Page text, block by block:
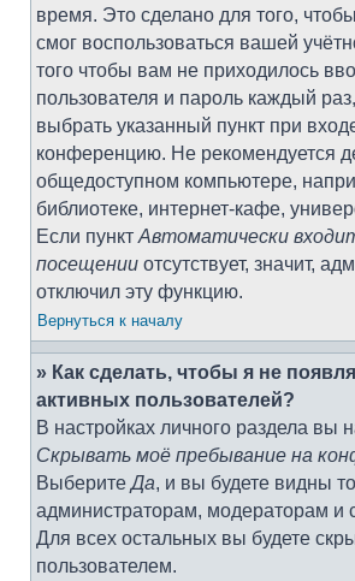
время. Это сделано для того,
смог воспользоваться вашей
того чтобы вам не приходилось
пользователя и пароль каждый
выбрать указанный пункт при
конференцию. Не рекомендуется
общедоступном компьютере,
библиотеке, интернет-кафе,
Если пункт Автоматически
посещении отсутствует, значит,
отключил эту функцию.
Вернуться к началу
» Как сделать, чтобы я не
активных пользователей?
В настройках личного раздела вы
Скрывать моё пребывание на
ВыберитеДа, и вы будете видны
администраторам, модераторам и
Для всех остальных вы будете
пользователем.